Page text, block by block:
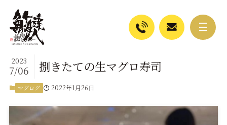
捌きたての生マグロ寿司
2023
7/06
マグログ 2022年1月26日